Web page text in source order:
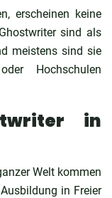
erscheinen keine
sind als
meistens sind sie
Hochschulen
in
Welt kommen
in Freier